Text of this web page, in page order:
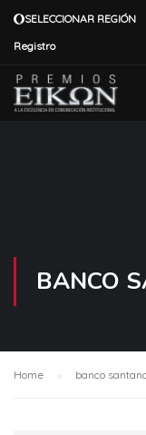
SELECCIONAR REGIÓN
Registro
BANCO
Home banco